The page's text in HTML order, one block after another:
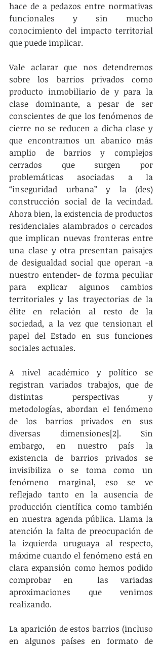
hace de a pedazos entre normativas
funcionales y sin mucho
conocimiento del impacto territorial
que puede implicar.
Vale aclarar que nos detendremos
sobre los barrios privados como
producto inmobiliario de y para la
clase dominante, a pesar de ser
conscientes de que los fenómenos de
cierre no se reducen a dicha clase y
que encontramos un abanico más
amplio de barrios y complejos
cerrados que surgen por
problemáticas asociadas a la
“inseguridad urbana” y la (des)
construcción social de la vecindad.
Ahora bien, la existencia de productos
residenciales alambrados o cercados
que implican nuevas fronteras entre
una clase y otra presentan paisajes
de desigualdad social que operan -a
nuestro entender- de forma peculiar
para explicar algunos cambios
territoriales y las trayectorias de la
élite en relación al resto de la
sociedad, a la vez que tensionan el
papel del Estado en sus funciones
sociales actuales.
A nivel académico y político se
registran variados trabajos, que de
distintas perspectivas y
metodologías, abordan el fenómeno
de los barrios privados en sus
diversas dimensiones[2]. Sin
embargo, en nuestro país la
existencia de barrios privados se
invisibiliza o se toma como un
fenómeno marginal, eso se ve
reflejado tanto en la ausencia de
producción científica como también
en nuestra agenda pública. Llama la
atención la falta de preocupación de
la izquierda uruguaya al respecto,
máxime cuando el fenómeno está en
clara expansión como hemos podido
comprobar en  las variadas
aproximaciones que venimos
realizando.
La aparición de estos barrios (incluso
en algunos países en formato de